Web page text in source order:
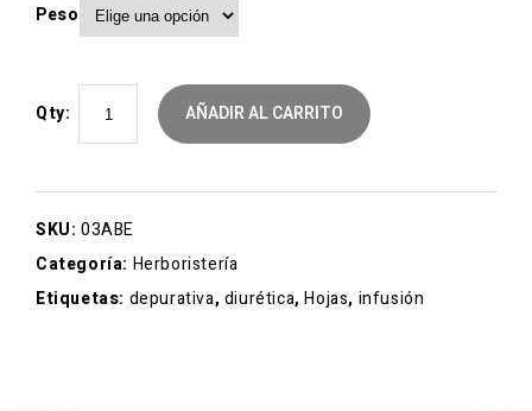
Peso
Qty: AÑADIR AL CARRITO
SKU: 03ABE
Categoría: Herboristería
Etiquetas: depurativa, diurética,Hojas, infusión